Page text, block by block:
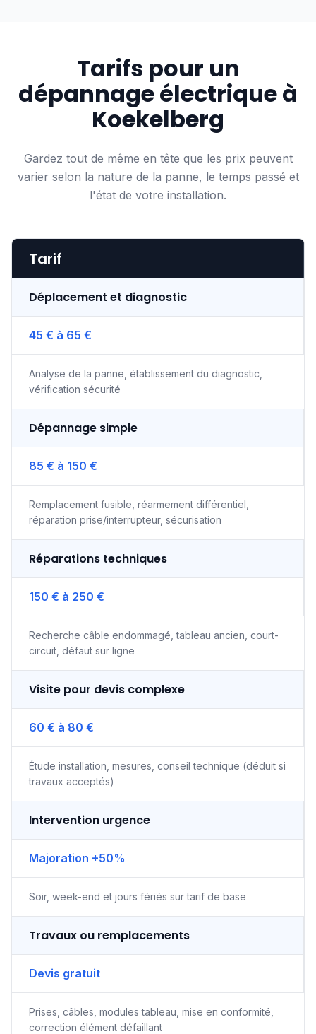
Tarifs pour un
dépannage électrique à
Koekelberg
Gardez tout de même en tête que les prix peuvent
varier selon la nature de la panne, le temps passé et
l'état de votre installation.
Tarif
Déplacement et diagnostic
45 € à 65 €
Analyse de la panne, établissement du diagnostic,
vérification sécurité
Dépannage simple
85 € à 150 €
Remplacement fusible, réarmement différentiel,
réparation prise/interrupteur, sécurisation
Réparations techniques
150 € à 250 €
Recherche câble endommagé, tableau ancien, court-
circuit, défaut sur ligne
Visite pour devis complexe
60 € à 80 €
Étude installation, mesures, conseil technique (déduit si
travaux acceptés)
Intervention urgence
Majoration +50%
Soir, week-end et jours fériés sur tarif de base
Travaux ou remplacements
Devis gratuit
Prises, câbles, modules tableau, mise en conformité,
correction élément défaillant